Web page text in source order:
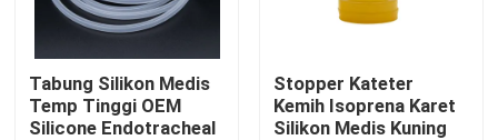
Tabung Silikon Medis
Temp Tinggi OEM
Silicone Endotracheal
Stopper Kateter
Kemih Isoprena Karet
Silikon Medis Kuning